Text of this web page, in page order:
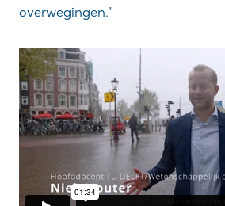
overwegingen.”